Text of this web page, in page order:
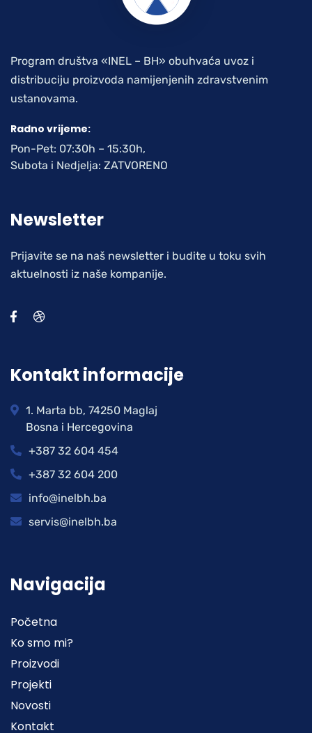
Program društva «INEL – BH» obuhvaća uvoz i
distribuciju proizvoda namijenjenih zdravstvenim
ustanovama.
Radno vrijeme:
Pon-Pet: 07:30h – 15:30h,
Subota i Nedjelja: ZATVORENO
Newsletter
Prijavite se na naš newsletter i budite u toku svih
aktuelnosti iz naše kompanije.
Kontakt informacije
1. Marta bb, 74250 Maglaj
Bosna i Hercegovina
+387 32 604 454
+387 32 604 200
info@inelbh.ba
servis@inelbh.ba
Navigacija
Početna
Ko smo mi?
Proizvodi
Projekti
Novosti
Kontakt